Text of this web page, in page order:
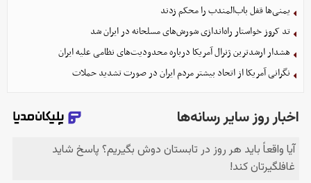
یمنی‌ها قفل باب‌المندب را محکم زدند
تد کروز خواستار راه‌اندازی شورش‌های مسلحانه در ایران شد
هشدار ارشدترین ژنرال آمریکا درباره محدودیت‌های نظامی علیه ایران
نگرانی آمریکا از اتحاد بیشتر مردم ایران در صورت تشدید حملات